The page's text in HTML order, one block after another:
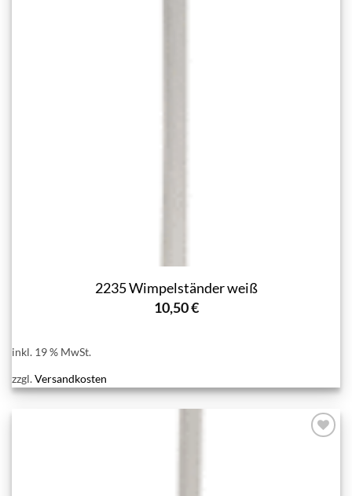
2235 Wimpelständer weiß
10,50€
inkl. 19 % MwSt.
zzgl.Versandkosten